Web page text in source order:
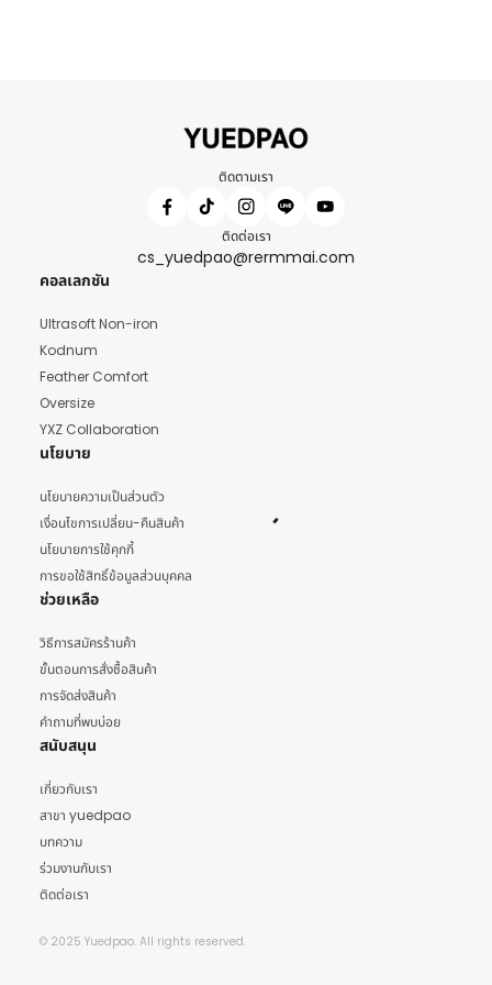
ติดตามเรา
ติดต่อเรา
cs_yuedpao@rermmai.com
คอลเลกชัน
Ultrasoft Non-iron
Kodnum
Feather Comfort
Oversize
YXZ Collaboration
นโยบาย
นโยบายความเป็นส่วนตัว
เงื่อนไขการเปลี่ยน-คืนสินค้า
นโยบายการใช้คุกกี้
การขอใช้สิทธิ์ข้อมูลส่วนบุคคล
ช่วยเหลือ
วิธีการสมัครร้านค้า
ขั้นตอนการสั่งซื้อสินค้า
การจัดส่งสินค้า
คำถามที่พบบ่อย
สนับสนุน
เกี่ยวกับเรา
สาขา yuedpao
บทความ
ร่วมงานกับเรา
ติดต่อเรา
© 2025 Yuedpao. All rights reserved.